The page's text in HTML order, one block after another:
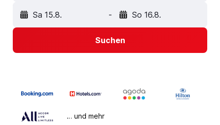
Sa 15.8. - So 16.8.
Suchen
… und mehr